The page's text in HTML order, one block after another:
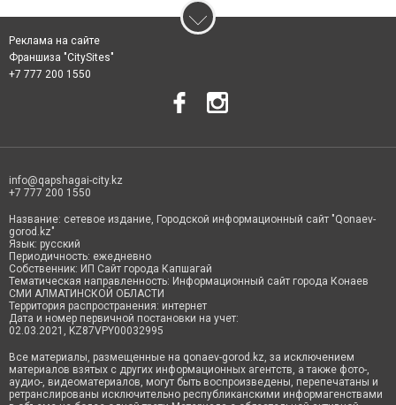
Реклама на сайте
Франшиза "CitySites"
+7 777 200 1550
info@qapshagai-city.kz
+7 777 200 1550
Название: сетевое издание, Городской информационный сайт "Qonaev-
gorod.kz"
Язык: русский
Периодичность: ежедневно
Собственник: ИП Сайт города Капшагай
Тематическая направленность: Информационный сайт города Конаев
СМИ АЛМАТИНСКОЙ ОБЛАСТИ
Территория распространения: интернет
Дата и номер первичной постановки на учет:
02.03.2021, KZ87VPY00032995
Все материалы, размещенные на qonaev-gorod.kz, за исключением
материалов взятых с других информационных агентств, а также фото-,
аудио-, видеоматериалов, могут быть воспроизведены, перепечатаны и
ретранслированы исключительно республиканскими информагенствами